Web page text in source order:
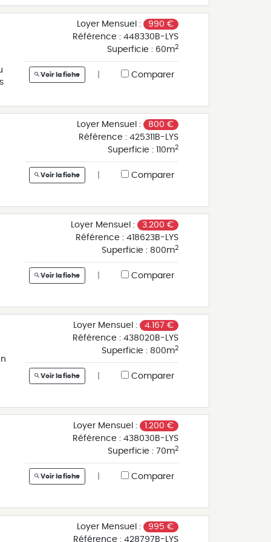
Loyer Mensuel :
990 €
Référence :448330B-LYS
Superficie : 60m2
Voir la fiche Comparer
Loyer Mensuel :
800 €
Référence :425311B-LYS
Superficie :
110m2
Voir la fiche Comparer
Loyer Mensuel : 3.200 €
Référence :418623B-LYS
Superficie : 800m2
Voir la fiche Comparer
Loyer Mensuel : 4.167 €
Référence :438020B-LYS
Superficie : 800m2
Voir la fiche Comparer
Loyer Mensuel :
1.200 €
Référence :438030B-LYS
Superficie : 70m2
Voir la fiche Comparer
Loyer Mensuel :
995 €
Référence :428797B-LYS